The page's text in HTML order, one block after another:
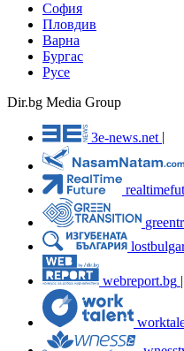
София
Пловдив
Варна
Бургас
Русе
Dir.bg Media Group
3e-news.net
webreport.bg